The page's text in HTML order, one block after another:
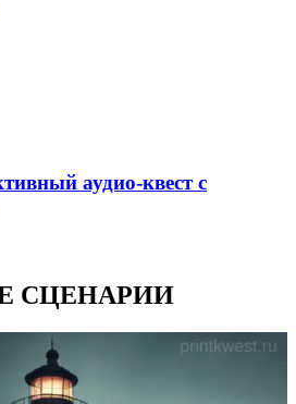
аудио-квест с
СЦЕНАРИИ